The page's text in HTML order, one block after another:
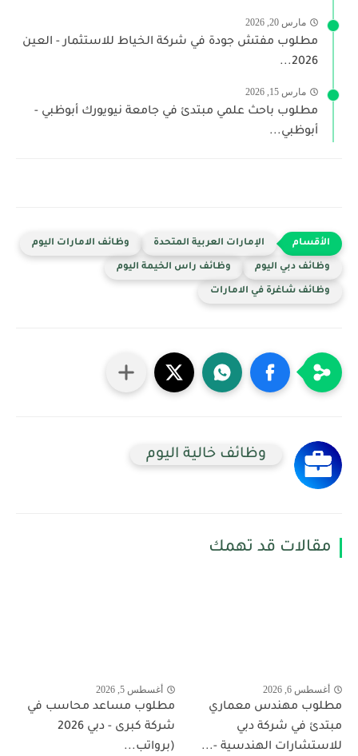
مارس 20, 2026
مطلوب مفتش جودة في شركة الخياط للاستثمار - العين
2026...
مارس 15, 2026
مطلوب باحث علمي مبتدئ في جامعة نيويورك أبوظبي -
أبوظبي...
الإمارات العربية المتحدة وظائف الامارات اليوم
وظائف دبي اليوم وظائف راس الخيمة اليوم
وظائف شاغرة في الامارات
وظائف خالية اليوم
مقالات قد تهمك
أغسطس 6, 2026
مطلوب مهندس معماري
مبتدئ في شركة دبي
للاستشارات الهندسية -...
أغسطس 5, 2026
مطلوب مساعد محاسب في
شركة كبرى - دبي 2026
(برواتب...